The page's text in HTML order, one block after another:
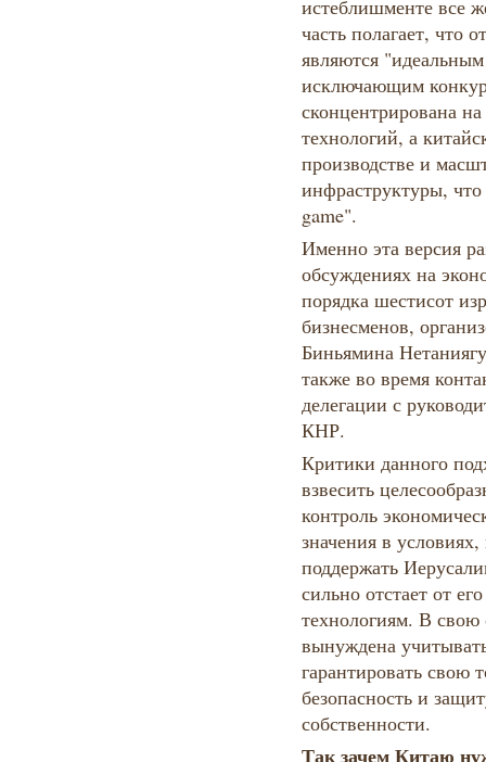
истеблишменте все
часть полагает, что
являются
исключающим
сконцентрирована
технологий, а
производстве и
инфраструктуры,
game".
Именно эта версия
обсуждениях на
порядка шестисот
бизнесменов,
Биньямина
также во время
делегации с
КНР.
Критики данного
взвесить
контроль
значения в
поддержать
сильно отстает от
технологиям. В свою
вынуждена
гарантировать свою
безопасность и
собственности.
Так зачем Китаю